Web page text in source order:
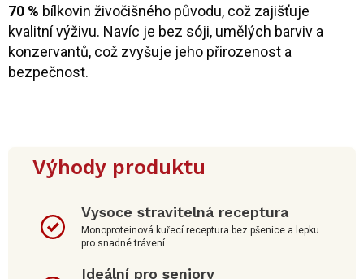
70 % bílkovin živočišného původu, což zajišťuje
kvalitní výživu. Navíc je bez sóji, umělých barviv a
konzervantů, což zvyšuje jeho přirozenost a
bezpečnost.
Výhody produktu
Vysoce stravitelná receptura
Monoproteinová kuřecí receptura bez pšenice a lepku
pro snadné trávení.
Ideální pro seniory